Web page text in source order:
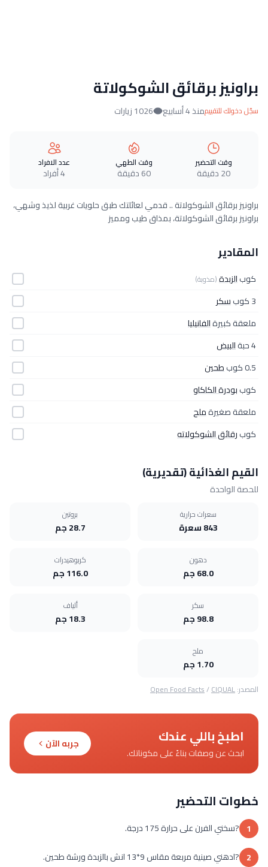
براونيز برقائق الشوكولاتة
سجّل دخولك للتقييممنذ 4 أسابيع 1026 زيارات
وقت التحضير
20 دقيقة
وقت الطهي
60 دقيقة
عدد الافراد
4 أفراد
براونيز برقائق الشوكولاتة .. قدمي لعائلتك طبق حلويات غربية لذيذ وشهي،
براونيز برقائق الشوكولاتة، بمذاق طيب ومميز
المقادير
كوبالزبدة(مذوبة)
3 كوب
سكر
ملعقة كبيرةالفانيليا
4 حبة
البيض
0.5 كوب
طحين
كوببودرة الكاكاو
ملعقة صغيرةملح
كوبرقائق الشوكولاته
القيم الغذائية (تقديرية)
للحصة الواحدة
سعرات حرارية
843 سعرة
بروتين
28.7 جم
دهون
68.0 جم
كربوهيدرات
116.0 جم
سكر
98.8 جم
ألياف
18.3 جم
ملح
1.70 جم
المصدر: Open Food Facts/CIQUAL
اطبخ باللي عندك
ابحث عن وصفات بناءً على مكوناتك.
جربه الآن
خطوات التحضير
1 ?سخني الفرن على حرارة 175 درجة.
2 ?ادهني صينية مربعة مقاس 9*13 انش بالزبدة ورشة طحين.